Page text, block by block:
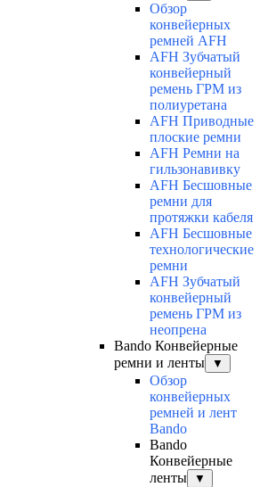
Обзор
конвейерных
ремней AFH
AFH Зубчатый
конвейерный
ремень ГРМ из
полиуретана
AFH Приводные
плоские ремни
AFH Ремни на
гильзонавивку
AFH Бесшовные
ремни для
протяжки кабеля
AFH Бесшовные
технологические
ремни
AFH Зубчатый
конвейерный
ремень ГРМ из
неопрена
Bando Конвейерные
ремни и ленты
▼
Обзор
конвейерных
ремней и лент
Bando
Bando
Конвейерные
ленты
▼